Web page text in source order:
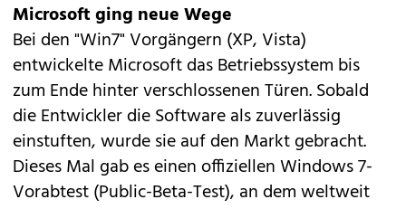
Microsoft ging neue Wege
Bei den "Win7" Vorgängern (XP, Vista)
entwickelte Microsoft das Betriebssystem bis
zum Ende hinter verschlossenen Türen. Sobald
die Entwickler die Software als zuverlässig
einstuften, wurde sie auf den Markt gebracht.
Dieses Mal gab es einen offiziellen Windows 7-
Vorabtest (Public-Beta-Test), an dem weltweit